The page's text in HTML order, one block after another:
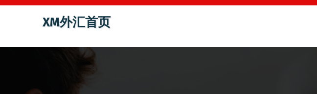
跳
容
XM外汇首页